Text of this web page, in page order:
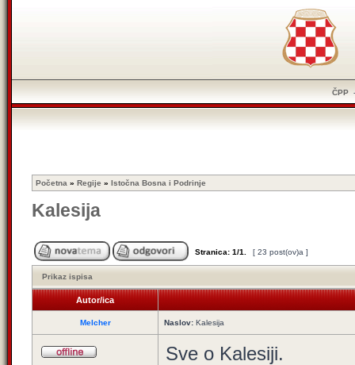
ČPP
Početna » Regije » Istočna Bosna i Podrinje
Kalesija
Stranica: 1/1 [ 23 post(ov)a ]
Prikaz ispisa
Autor/ica
Melcher Naslov: Kalesija
Sve o Kalesiji.